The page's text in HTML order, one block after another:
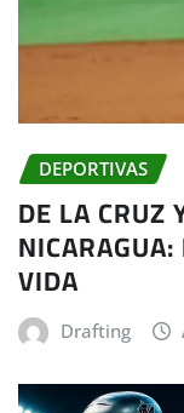
DEPORTIVAS
DE LA CRUZ
VIDA
Drafting